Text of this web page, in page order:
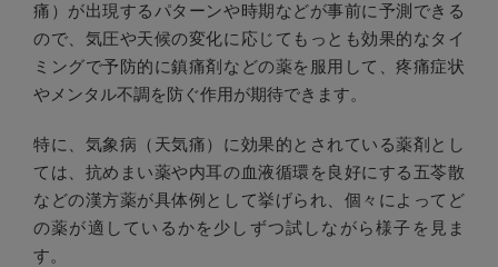
痛）が出現するパターンや時期などが事前に予測できる
ので、気圧や天候の変化に応じてもっとも効果的なタイ
ミングで予防的に鎮痛剤などの薬を服用して、疼痛症状
やメンタル不調を防ぐ作用が期待できます。
特に、気象病（天気痛）に効果的とされている薬剤とし
ては、抗めまい薬や内耳の血液循環を良好にする五苓散
などの漢方薬が具体例として挙げられ、個々によってど
の薬が適しているかを少しずつ試しながら様子を見ま
す。